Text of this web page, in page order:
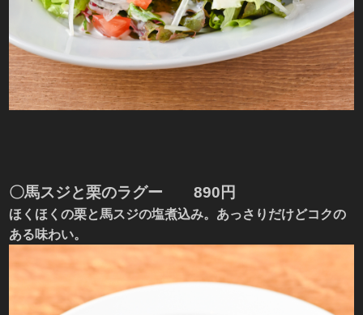
〇馬スジと栗のラグー 890円
ほくほくの栗と馬スジの塩煮込み。あっさりだけどコクの
ある味わい。